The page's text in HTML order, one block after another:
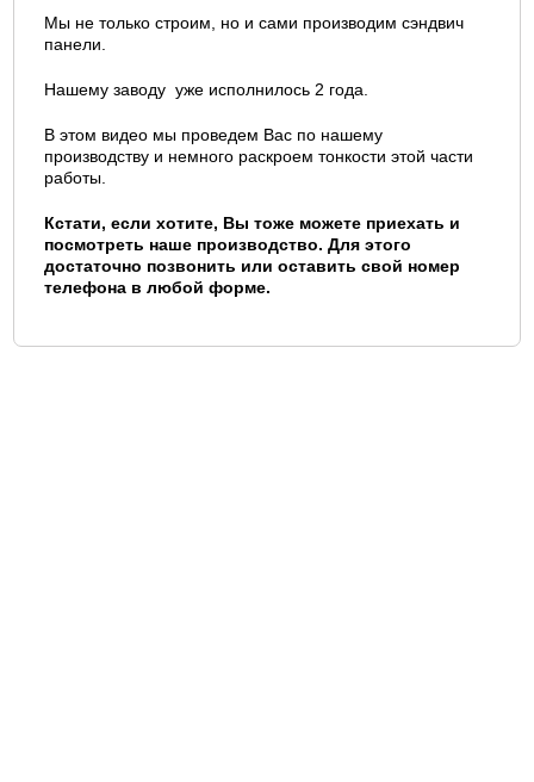
Мы не только строим, но и сами производим сэндвич
панели.
Нашему заводу уже исполнилось 2 года.
В этом видео мы проведем Вас по нашему
производству и немного раскроем тонкости этой части
работы.
Кстати, если хотите, Вы тоже можете приехать и
посмотреть наше производство. Для этого
достаточно позвонить или оставить свой номер
телефона в любой форме.